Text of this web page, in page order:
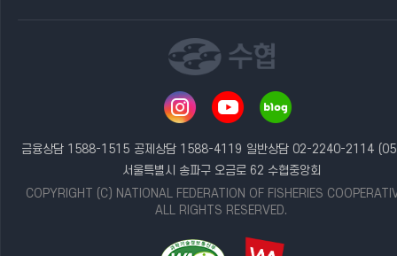
금융상담 1588-1515 공제상담 1588-4119 일반상담 02-2240-2114
서울특별시 송파구 오금로 62 수협중앙회
COPYRIGHT (C) NATIONAL FEDERATION OF FISHERIES
ALL RIGHTS RESERVED.